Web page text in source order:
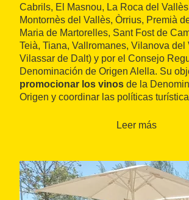
Cabrils, El Masnou, La Roca del
Montornès del Vallès, Òrrius, Premià
Maria de Martorelles, Sant Fost de
Teià, Tiana, Vallromanes, Vilanova del
Vilassar de Dalt) y por el Consejo
Denominación de Origen Alella. Su
promocionar los vinos de la
Origen y coordinar las políticas
conocer los vinos, el patrimonio y el
variedades recomendadas de
pansa blanca, moscatel y garnacha
se aceptan las variedades de
Leer más